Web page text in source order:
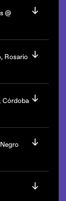
Aires.
@
Aires.
Rosario
Pcia. de
Córdoba